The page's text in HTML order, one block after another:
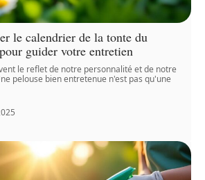
le calendrier de la tonte du
guider votre entretien
le reflet de notre personnalité et de notre
pelouse bien entretenue n'est pas qu'une